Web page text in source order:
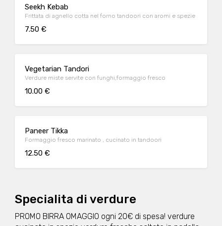
Seekh Kebab
Frittata di agnello cotta nel forno tandoori con aromi e spezie
7.50 €
Vegetarian Tandori
Verdure miste servite con funghi,formaggio fresco
10.00 €
Paneer Tikka
Formaggio fresco marinato , cucinato in tandoori
12.50 €
Specialita di verdure
PROMO BIRRA OMAGGIO ogni 20€ di spesa! verdure